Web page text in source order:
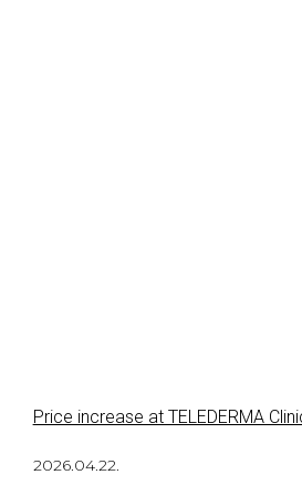
Price increase at TELEDERMA
2026.04.22.